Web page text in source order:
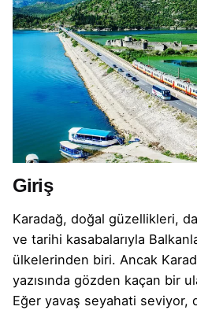
Giriş
Karadağ, doğal güzellikleri,
ve tarihi kasabalarıyla
ülkelerinden biri. Ancak
yazısında gözden kaçan bir
Eğer yavaş seyahati seviyor,